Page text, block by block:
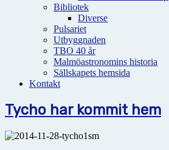
Bibliotek
Diverse
Pulsariet
Utbyggnaden
TBO 40 år
Malmöastronomins historia
Sällskapets hemsida
Kontakt
Tycho har kommit hem